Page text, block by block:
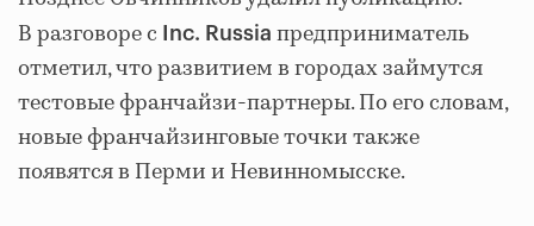
В разговоре с
Inc. Russia предприниматель
отметил, что развитием в городах займутся
тестовые франчайзи-партнеры. По его словам,
новые франчайзинговые точки также
появятся в Перми и Невинномысске.